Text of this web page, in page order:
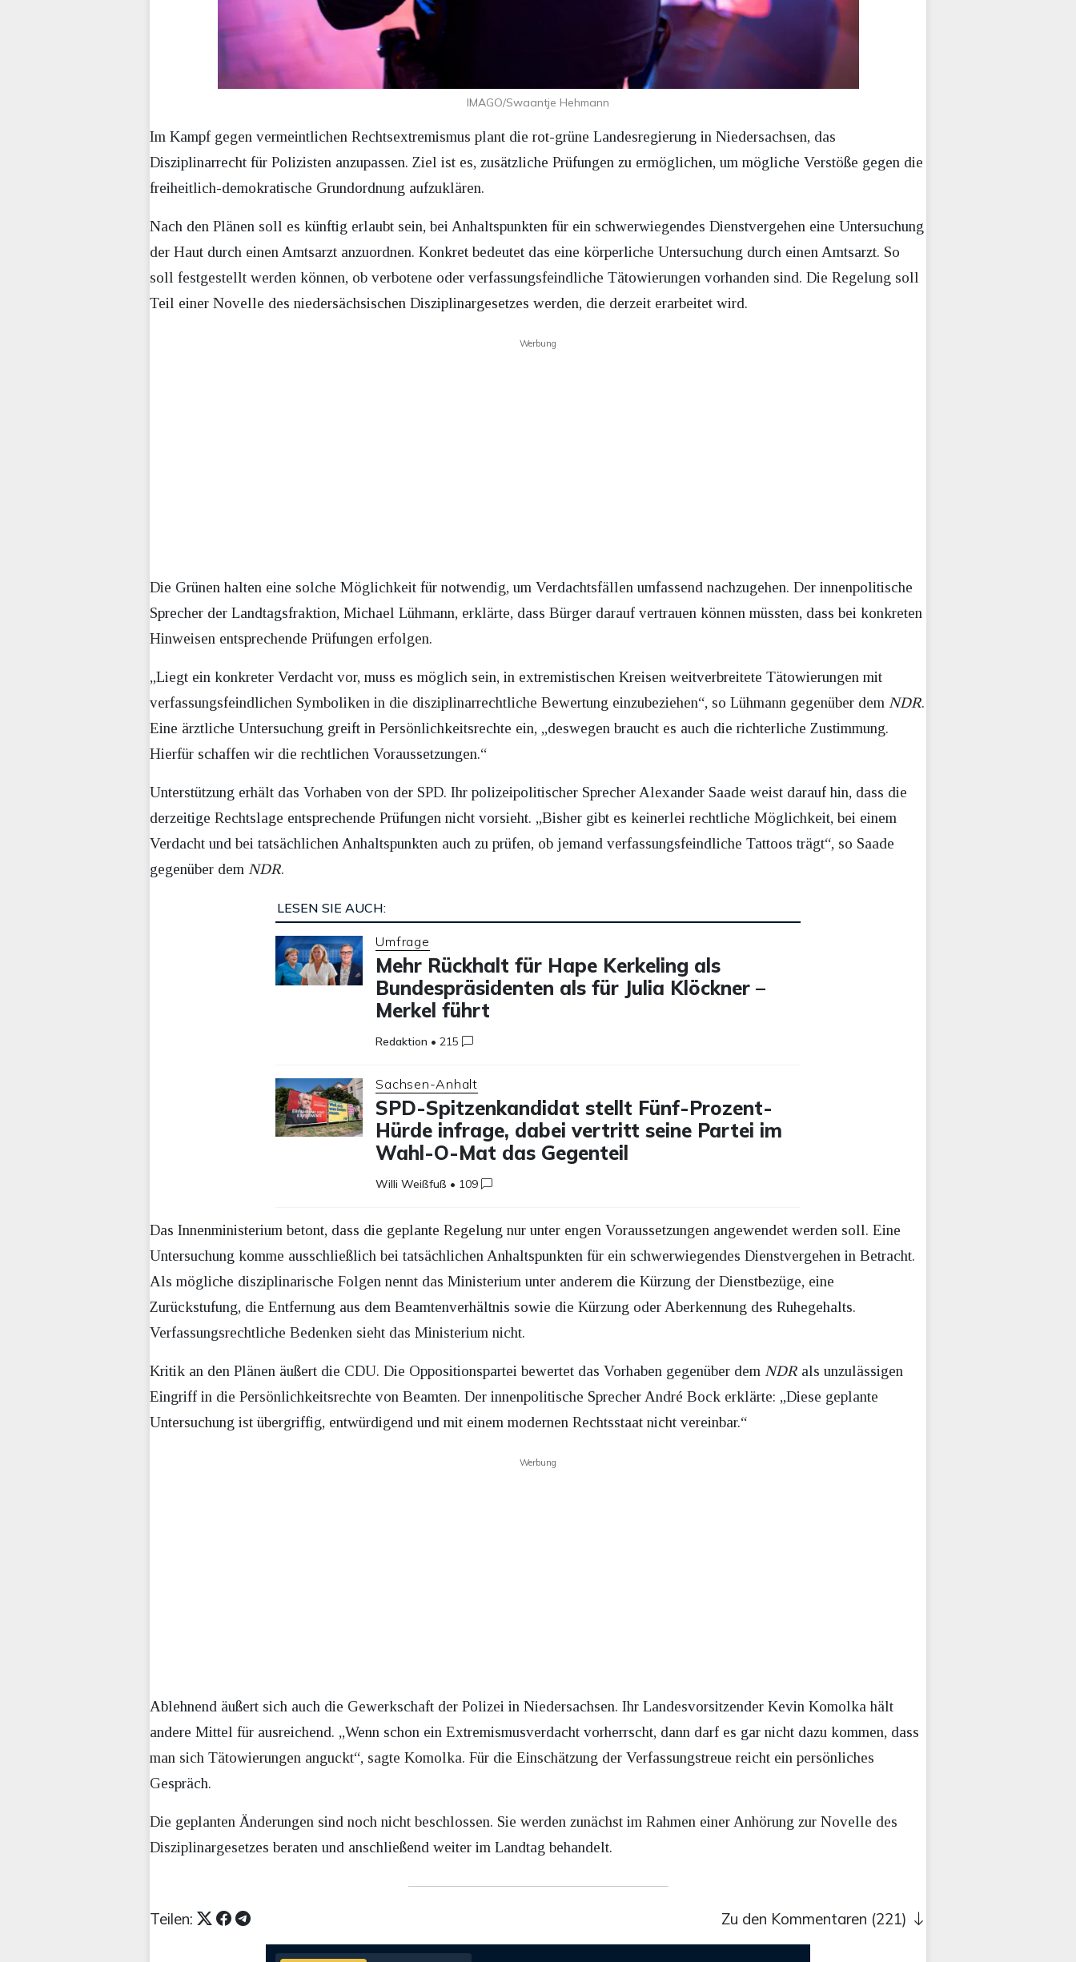
IMAGO/Swaantje Hehmann
Im Kampf gegen vermeintlichen Rechtsextremismus plant die rot-grüne Landesregierung in Niedersachsen, das
Disziplinarrecht für Polizisten anzupassen. Ziel ist es, zusätzliche Prüfungen zu ermöglichen, um mögliche Verstöße gegen die
freiheitlich-demokratische Grundordnung aufzuklären.
Nach den Plänen soll es künftig erlaubt sein, bei Anhaltspunkten für ein schwerwiegendes Dienstvergehen eine Untersuchung
der Haut durch einen Amtsarzt anzuordnen. Konkret bedeutet das eine körperliche Untersuchung durch einen Amtsarzt. So
soll festgestellt werden können, ob verbotene oder verfassungsfeindliche Tätowierungen vorhanden sind. Die Regelung soll
Teil einer Novelle des niedersächsischen Disziplinargesetzes werden, die derzeit erarbeitet wird.
Werbung
Die Grünen halten eine solche Möglichkeit für notwendig, um Verdachtsfällen umfassend nachzugehen. Der innenpolitische
Sprecher der Landtagsfraktion, Michael Lühmann, erklärte, dass Bürger darauf vertrauen können müssten, dass bei konkreten
Hinweisen entsprechende Prüfungen erfolgen.
„Liegt ein konkreter Verdacht vor, muss es möglich sein, in extremistischen Kreisen weitverbreitete Tätowierungen mit
verfassungsfeindlichen Symboliken in die disziplinarrechtliche Bewertung einzubeziehen“, so Lühmann gegenüber dem NDR.
Eine ärztliche Untersuchung greift in Persönlichkeitsrechte ein, „deswegen braucht es auch die richterliche Zustimmung.
Hierfür schaffen wir die rechtlichen Voraussetzungen.“
Unterstützung erhält das Vorhaben von der SPD. Ihr polizeipolitischer Sprecher Alexander Saade weist darauf hin, dass die
derzeitige Rechtslage entsprechende Prüfungen nicht vorsieht. „Bisher gibt es keinerlei rechtliche Möglichkeit, bei einem
Verdacht und bei tatsächlichen Anhaltspunkten auch zu prüfen, ob jemand verfassungsfeindliche Tattoos trägt“, so Saade
gegenüber dem NDR.
LESEN SIE AUCH:
Umfrage
Mehr Rückhalt für Hape Kerkeling als
Bundespräsidenten als für Julia Klöckner –
Merkel führt
Redaktion •215
Sachsen-Anhalt
SPD-Spitzenkandidat stellt Fünf-Prozent-
Hürde infrage, dabei vertritt seine Partei im
Wahl-O-Mat das Gegenteil
Willi Weißfuß • 109
Das Innenministerium betont, dass die geplante Regelung nur unter engen Voraussetzungen angewendet werden soll. Eine
Untersuchung komme ausschließlich bei tatsächlichen Anhaltspunkten für ein schwerwiegendes Dienstvergehen in Betracht.
Als mögliche disziplinarische Folgen nennt das Ministerium unter anderem die Kürzung der Dienstbezüge, eine
Zurückstufung, die Entfernung aus dem Beamtenverhältnis sowie die Kürzung oder Aberkennung des Ruhegehalts.
Verfassungsrechtliche Bedenken sieht das Ministerium nicht.
Kritik an den Plänen äußert die CDU. Die Oppositionspartei bewertet das Vorhaben gegenüber dem NDR als unzulässigen
Eingriff in die Persönlichkeitsrechte von Beamten. Der innenpolitische Sprecher André Bock erklärte: „Diese geplante
Untersuchung ist übergriffig, entwürdigend und mit einem modernen Rechtsstaat nicht vereinbar.“
Werbung
Ablehnend äußert sich auch die Gewerkschaft der Polizei in Niedersachsen. Ihr Landesvorsitzender Kevin Komolka hält
andere Mittel für ausreichend. „Wenn schon ein Extremismusverdacht vorherrscht, dann darf es gar nicht dazu kommen, dass
man sich Tätowierungen anguckt“, sagte Komolka. Für die Einschätzung der Verfassungstreue reicht ein persönliches
Gespräch.
Die geplanten Änderungen sind noch nicht beschlossen. Sie werden zunächst im Rahmen einer Anhörung zur Novelle des
Disziplinargesetzes beraten und anschließend weiter im Landtag behandelt.
Teilen: Zu den Kommentaren (221)